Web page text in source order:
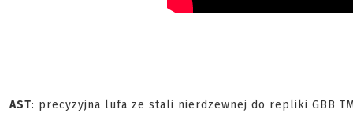
AST: precyzyjna lufa ze stali nierdzewnej do repliki GBB